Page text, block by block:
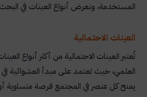
المستخدمة، ونعرض أنواع العينات في البحث
العينات الاحتمالية
تُعتبر العينات الاحتمالية من أكثر أنواع
العلمي، حيث تعتمد على مبدأ العشوائية في
يمنح كل عنصر في المجتمع فرصة متساوية أو